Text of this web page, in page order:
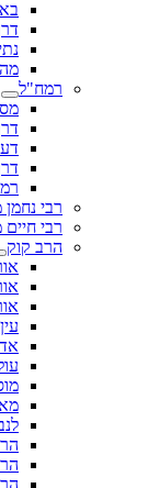
רמח"ל
רבי
רבי חיים
הרב קוק